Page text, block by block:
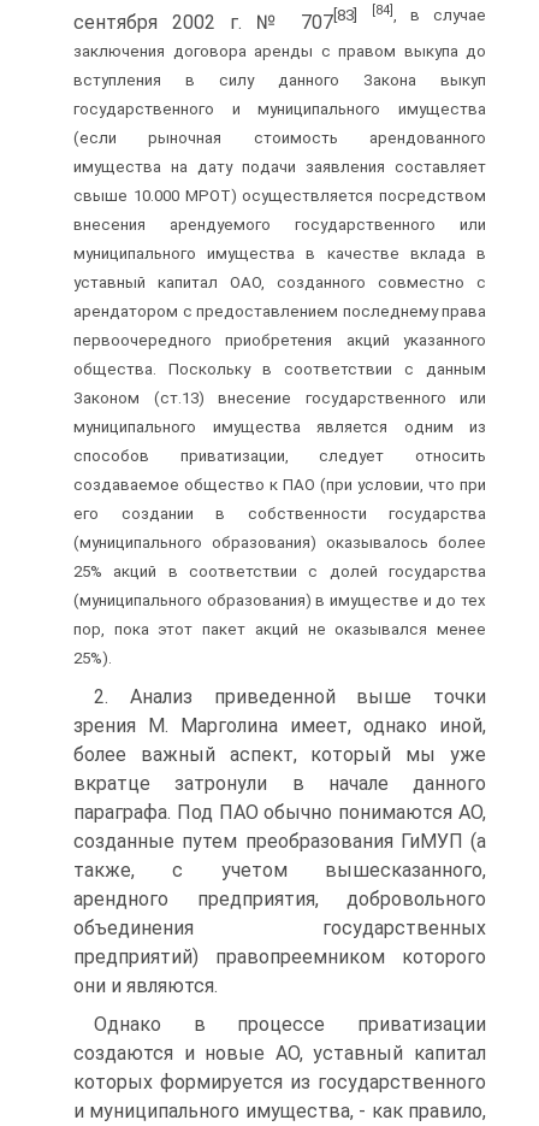
сентября 2002 г. № 707[83] [84], в случае
заключения договора аренды с правом выкупа до
вступления в силу данного Закона выкуп
государственного и муниципального имущества
(если рыночная стоимость арендованного
имущества на дату подачи заявления составляет
свыше 10.000 МРОТ) осуществляется посредством
внесения арендуемого государственного или
муниципального имущества в качестве вклада в
уставный капитал ОАО, созданного совместно с
арендатором с предоставлением последнему права
первоочередного приобретения акций указанного
общества. Поскольку в соответствии с данным
Законом (ст.13) внесение государственного или
муниципального имущества является одним из
способов приватизации, следует относить
создаваемое общество к ПАО (при условии, что при
его создании в собственности государства
(муниципального образования) оказывалось более
25% акций в соответствии с долей государства
(муниципального образования) в имуществе и до тех
пор, пока этот пакет акций не оказывался менее
25%).
2. Анализ приведенной выше точки
зрения М. Марголина имеет, однако иной,
более важный аспект, который мы уже
вкратце затронули в начале данного
параграфа. Под ПАО обычно понимаются АО,
созданные путем преобразования ГиМУП (а
также, с учетом вышесказанного,
арендного предприятия, добровольного
объединения государственных
предприятий) правопреемником которого
они и являются.
Однако в процессе приватизации
создаются и новые АО, уставный капитал
которых формируется из государственного
и муниципального имущества, - как правило,